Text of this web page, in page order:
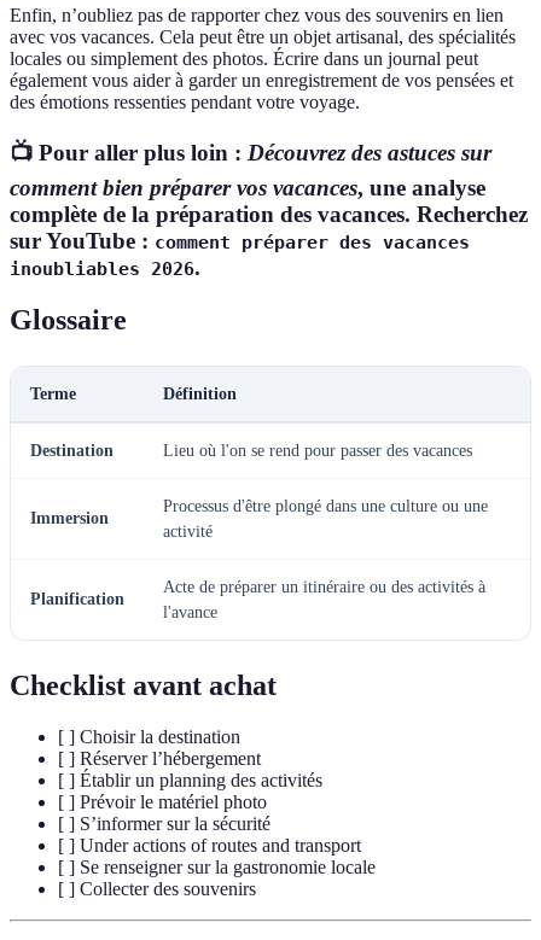
Enfin, n’oubliez pas de rapporter chez vous des souvenirs en lien
avec vos vacances. Cela peut être un objet artisanal, des spécialités
locales ou simplement des photos. Écrire dans un journal peut
également vous aider à garder un enregistrement de vos pensées et
des émotions ressenties pendant votre voyage.
📺 Pour aller plus loin : Découvrez des astuces sur
comment bien préparer vos vacances, une analyse
complète de la préparation des vacances. Recherchez
sur YouTube : comment préparer des vacances
inoubliables 2026.
Glossaire
Terme Définition
Destination Lieu où l'on se rend pour passer des vacances
Immersion
Processus d'être plongé dans une culture ou une
activité
Planification
Acte de préparer un itinéraire ou des activités à
l'avance
Checklist avant achat
[ ] Choisir la destination
[ ] Réserver l’hébergement
[ ] Établir un planning des activités
[ ] Prévoir le matériel photo
[ ] S’informer sur la sécurité
[ ] Under actions of routes and transport
[ ] Se renseigner sur la gastronomie locale
[ ] Collecter des souvenirs